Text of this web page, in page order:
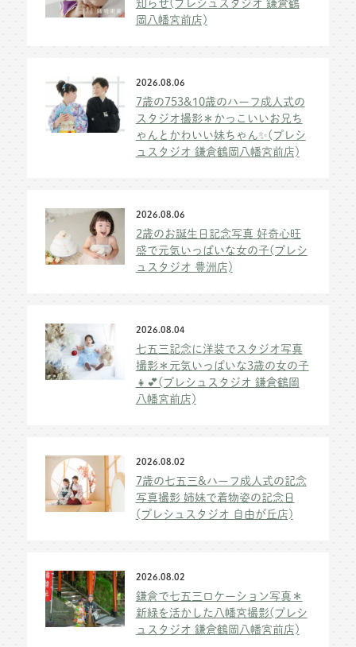
岡八幡宮前店)
2026.08.06
7歳の753&10歳のハーフ成人式の
スタジオ撮影＊かっこいいお兄ち
ゃんとかわいい妹ちゃん✨(プレシ
ュスタジオ 鎌倉鶴岡八幡宮前店)
2026.08.06
2歳のお誕生日記念写真 好奇心旺
盛で元気いっぱいな女の子(プレシ
ュスタジオ 豊洲店)
2026.08.04
七五三記念に洋装でスタジオ写真
撮影＊元気いっぱいな3歳の女の子
👧💕(プレシュスタジオ 鎌倉鶴岡
八幡宮前店)
2026.08.02
7歳の七五三&ハーフ成人式の記念
写真撮影 姉妹で着物姿の記念日
(プレシュスタジオ 自由が丘店)
2026.08.02
鎌倉で七五三ロケーション写真＊
新緑を活かした八幡宮撮影(プレシ
ュスタジオ 鎌倉鶴岡八幡宮前店)